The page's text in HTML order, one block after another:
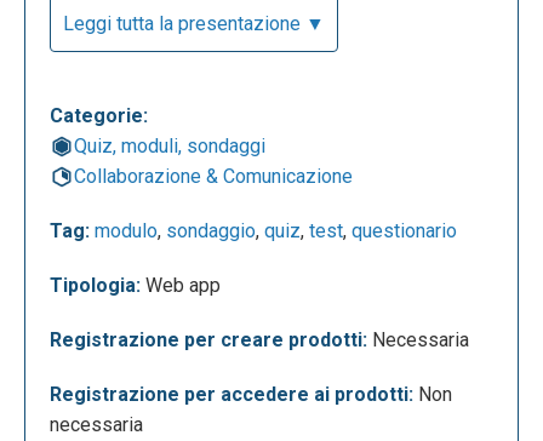
Per creare un nuovo modulo vi viene chiesto di
inserire un titolo, una breve descrizione ed, a
collaboratori. Moduli vi mette a disposizione a lato
permettono di aggiungere un titolo, una domanda,
un’immagine, un video o una nuova sezione. Il tutto
Leggi tutta la presentazione ▼
Categorie:
Quiz, moduli, sondaggi
Collaborazione & Comunicazione
Tag: modulo, sondaggio, quiz, test, questionario
Tipologia: Web app
Registrazione per creare prodotti: Necessaria
Registrazione per accedere ai prodotti: Non
necessaria